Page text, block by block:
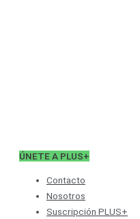
ÚNETE A PLUS+
Contacto
Nosotros
Suscripción PLUS+